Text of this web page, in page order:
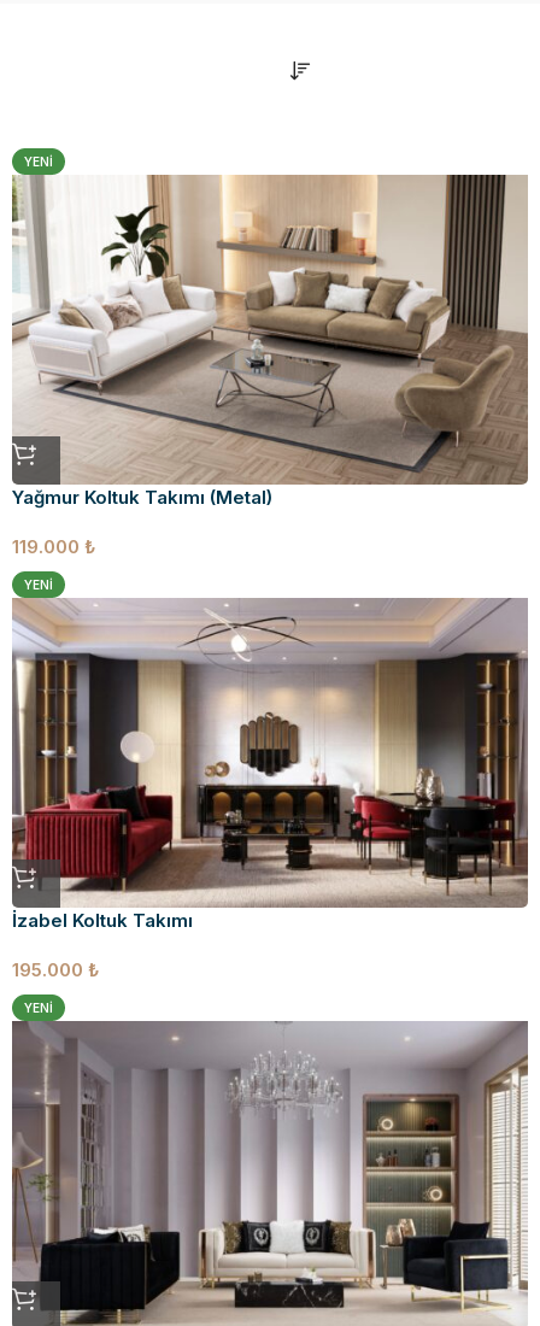
YENI
Yağmur Koltuk Takımı (Metal)
119.000 ₺
YENI
İzabel Koltuk Takımı
195.000 ₺
YENI